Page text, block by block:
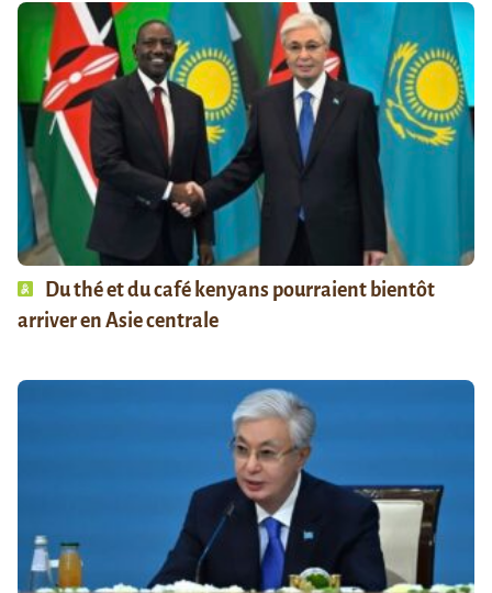
Du thé et du café kenyans pourraient bientôt
arriver en Asie centrale